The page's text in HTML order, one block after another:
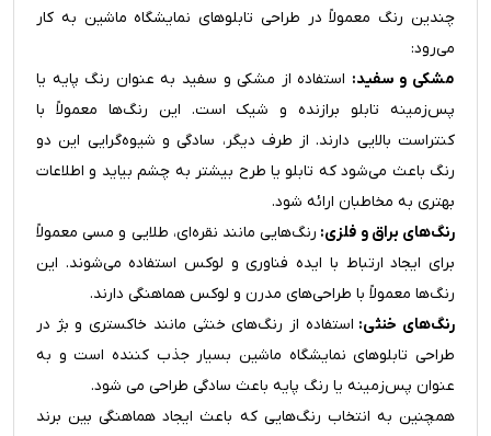
چندین رنگ معمولاً در طراحی تابلوهای نمایشگاه ماشین به کار
می‌رود:
مشکی و سفید: استفاده از مشکی و سفید به عنوان رنگ پایه یا
پس‌زمینه تابلو برازنده و شیک است. این رنگ‌ها معمولاً با
کنتراست بالایی دارند. از طرف دیگر، سادگی و شیوه‌گرایی این دو
رنگ باعث می‌شود که تابلو یا طرح بیشتر به چشم بیاید و اطلاعات
بهتری به مخاطبان ارائه شود.
رنگ‌های براق و فلزی: رنگ‌هایی مانند نقره‌ای، طلایی و مسی معمولاً
برای ایجاد ارتباط با ایده فناوری و لوکس استفاده می‌شوند. این
رنگ‌ها معمولاً با طراحی‌های مدرن و لوکس هماهنگی دارند.
رنگ‌های خنثی: استفاده از رنگ‌های خنثی مانند خاکستری و بژ در
طراحی تابلوهای نمایشگاه ماشین بسیار جذب کننده است و به
عنوان پس‌زمینه یا رنگ پایه باعث سادگی طراحی می شود.
همچنین به انتخاب رنگ‌هایی که باعث ایجاد هماهنگی بین برند